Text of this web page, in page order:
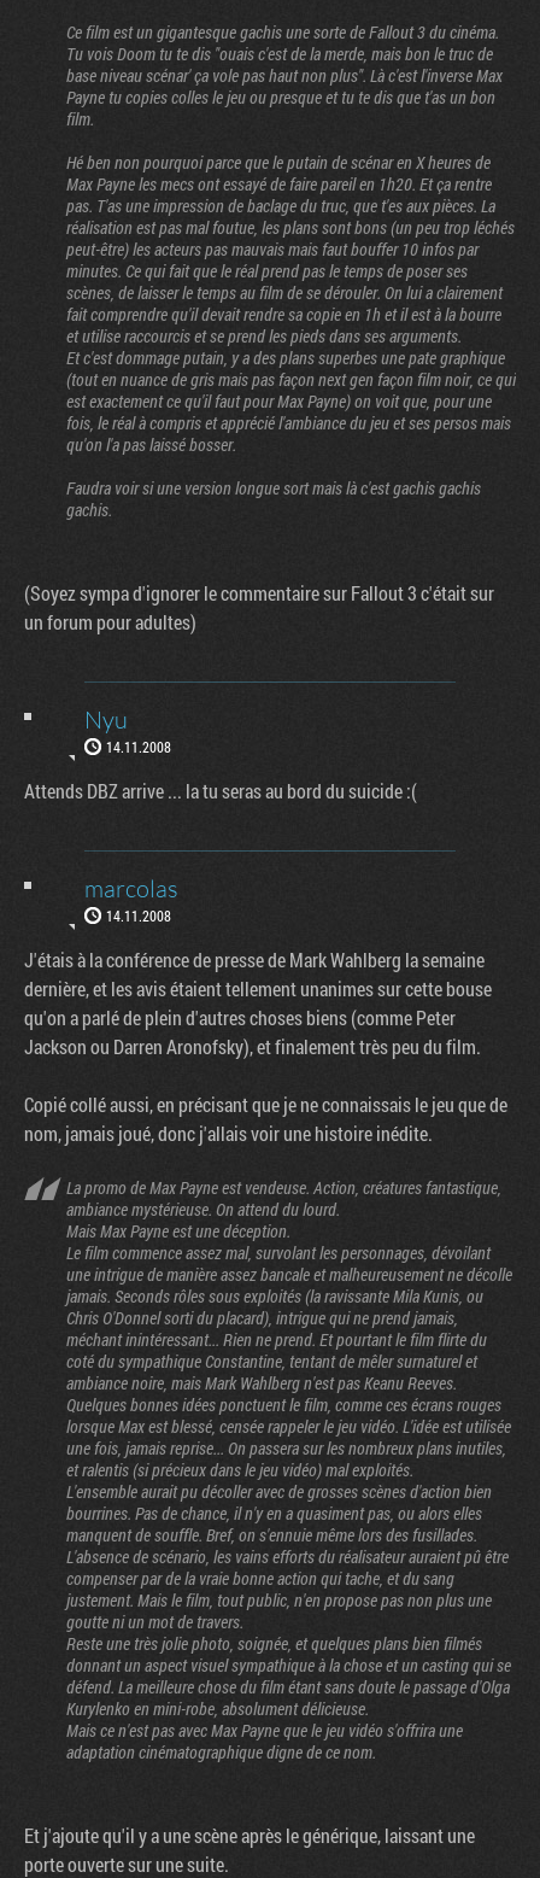
Ce film est un gigantesque gachis une sorte de Fallout 3 du cinéma.
Tu vois Doom tu te dis "ouais c'est de la merde, mais bon le truc de
base niveau scénar' ça vole pas haut non plus". Là c'est l'inverse Max
Payne tu copies colles le jeu ou presque et tu te dis que t'as un bon
film.
Hé ben non pourquoi parce que le putain de scénar en X heures de
Max Payne les mecs ont essayé de faire pareil en 1h20. Et ça rentre
pas. T'as une impression de baclage du truc, que t'es aux pièces. La
réalisation est pas mal foutue, les plans sont bons (un peu trop léchés
peut-être) les acteurs pas mauvais mais faut bouffer 10 infos par
minutes. Ce qui fait que le réal prend pas le temps de poser ses
scènes, de laisser le temps au film de se dérouler. On lui a clairement
fait comprendre qu'il devait rendre sa copie en 1h et il est à la bourre
et utilise raccourcis et se prend les pieds dans ses arguments.
Et c'est dommage putain, y a des plans superbes une pate graphique
(tout en nuance de gris mais pas façon next gen façon film noir, ce qui
est exactement ce qu'il faut pour Max Payne) on voit que, pour une
fois, le réal à compris et apprécié l'ambiance du jeu et ses persos mais
qu'on l'a pas laissé bosser.
Faudra voir si une version longue sort mais là c'est gachis gachis
gachis.
(Soyez sympa d'ignorer le commentaire sur Fallout 3 c'était sur
un forum pour adultes)
Nyu
14.11.2008
Attends DBZ arrive ... la tu seras au bord du suicide :(
marcolas
14.11.2008
J'étais à la conférence de presse de Mark Wahlberg la semaine
dernière, et les avis étaient tellement unanimes sur cette bouse
qu'on a parlé de plein d'autres choses biens (comme Peter
Jackson ou Darren Aronofsky), et finalement très peu du film.
Copié collé aussi, en précisant que je ne connaissais le jeu que de
nom, jamais joué, donc j'allais voir une histoire inédite.
La promo de Max Payne est vendeuse. Action, créatures fantastique,
ambiance mystérieuse. On attend du lourd.
Mais Max Payne est une déception.
Le film commence assez mal, survolant les personnages, dévoilant
une intrigue de manière assez bancale et malheureusement ne décolle
jamais. Seconds rôles sous exploités (la ravissante Mila Kunis, ou
Chris O'Donnel sorti du placard), intrigue qui ne prend jamais,
méchant inintéressant... Rien ne prend. Et pourtant le film flirte du
coté du sympathique Constantine, tentant de mêler surnaturel et
ambiance noire, mais Mark Wahlberg n'est pas Keanu Reeves.
Quelques bonnes idées ponctuent le film, comme ces écrans rouges
lorsque Max est blessé, censée rappeler le jeu vidéo. L'idée est utilisée
une fois, jamais reprise... On passera sur les nombreux plans inutiles,
et ralentis (si précieux dans le jeu vidéo) mal exploités.
L'ensemble aurait pu décoller avec de grosses scènes d'action bien
bourrines. Pas de chance, il n'y en a quasiment pas, ou alors elles
manquent de souffle. Bref, on s'ennuie même lors des fusillades.
L'absence de scénario, les vains efforts du réalisateur auraient pû être
compenser par de la vraie bonne action qui tache, et du sang
justement. Mais le film, tout public, n'en propose pas non plus une
goutte ni un mot de travers.
Reste une très jolie photo, soignée, et quelques plans bien filmés
donnant un aspect visuel sympathique à la chose et un casting qui se
défend. La meilleure chose du film étant sans doute le passage d'Olga
Kurylenko en mini-robe, absolument délicieuse.
Mais ce n'est pas avec Max Payne que le jeu vidéo s'offrira une
adaptation cinématographique digne de ce nom.
Et j'ajoute qu'il y a une scène après le générique, laissant une
porte ouverte sur une suite.